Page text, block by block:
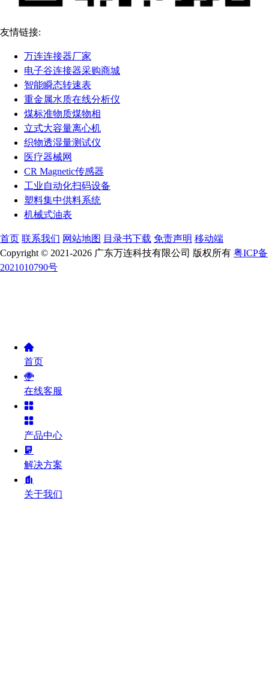
友情链接:
万连连接器厂家
电子谷连接器采购商城
智能瞬态转速表
重金属水质在线分析仪
煤标准物质煤物相
立式大容量离心机
织物透湿量测试仪
医疗器械网
CR Magnetic传感器
工业自动化扫码设备
塑料集中供料系统
机械式油表
首页 联系我们 网站地图 目录书下载 免责声明 移动端
Copyright © 2021-2026 广东万连科技有限公司 版权所有 粤ICP备
2021010790号
首页
在线客服
产品中心
解决方案
关于我们